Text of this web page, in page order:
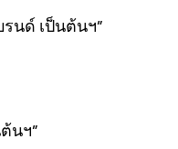
นด์ เป็นต้นฯ”
นฯ”